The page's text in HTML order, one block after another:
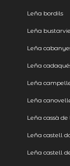
Leña bordils
Leña
Leña
Leña
Leña
Leña
Leña cassà
Leña castell
Leña castell